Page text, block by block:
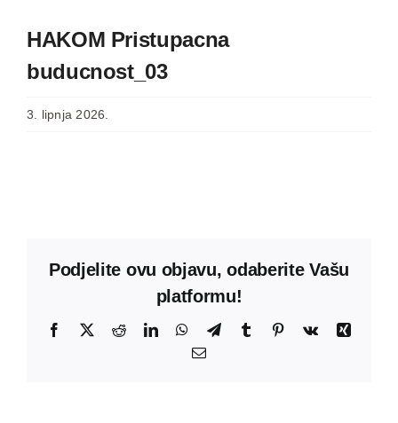
HAKOM Pristupacna
buducnost_03
3. lipnja 2026.
Podjelite ovu objavu, odaberite Vašu
platformu!
Facebook
X RedditLinkedInWhatsApp
TelegramTumblr Pinterest
Vk
Xing
Email: